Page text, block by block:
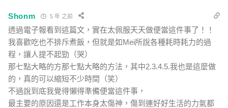
Shonm 5 年 之前
透過電子報看到這篇文，實在太佩服天天做便當這件事了！！
我喜歡吃也不排斥煮飯，但就是如Mei所說各種耗時耗力的過
程，讓人提不起勁（哭）
那七點大略的方那七點大略的方法，其中2.3.4.5.我也是這麼做
的，真的可以縮短不少時間（笑）
不過說到底我覺得懶得準備便當這件事，
最主要的原因還是工作本身太傷神，傷到連好好生活的力氣都